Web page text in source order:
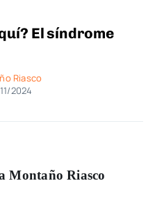
El síndrome
Riasco
2024
Montaño Riasco